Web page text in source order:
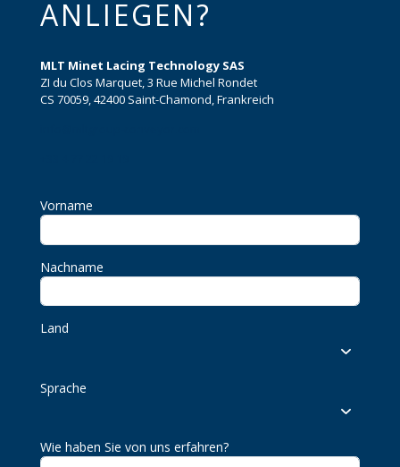
ANLIEGEN?
MLT Minet Lacing Technology SAS
ZI du Clos Marquet, 3 Rue Michel Rondet
CS 70059, 42400 Saint-Chamond, Frankreich
Vorname
Nachname
Land
Sprache
Wie haben Sie von uns erfahren?